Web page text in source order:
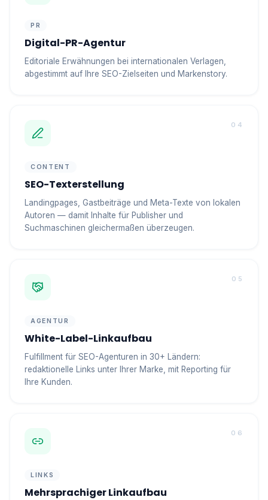
PR
Digital-PR-Agentur
Editoriale Erwähnungen bei internationalen Verlagen,
abgestimmt auf Ihre SEO-Zielseiten und Markenstory.
04
CONTENT
SEO-Texterstellung
Landingpages, Gastbeiträge und Meta-Texte von lokalen
Autoren — damit Inhalte für Publisher und
Suchmaschinen gleichermaßen überzeugen.
05
AGENTUR
White-Label-Linkaufbau
Fulfillment für SEO-Agenturen in 30+ Ländern:
redaktionelle Links unter Ihrer Marke, mit Reporting für
Ihre Kunden.
06
LINKS
Mehrsprachiger Linkaufbau